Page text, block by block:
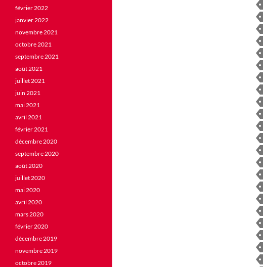
février 2022
janvier 2022
novembre 2021
octobre 2021
septembre 2021
août 2021
juillet 2021
juin 2021
mai 2021
avril 2021
février 2021
décembre 2020
septembre 2020
août 2020
juillet 2020
mai 2020
avril 2020
mars 2020
février 2020
décembre 2019
novembre 2019
octobre 2019